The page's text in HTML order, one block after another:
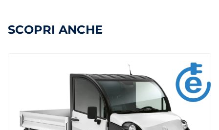
SCOPRI ANCHE